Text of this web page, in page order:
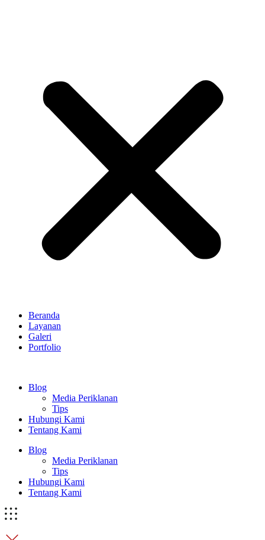
Beranda
Layanan
Galeri
Portfolio
Blog
Media Periklanan
Tips
Hubungi Kami
Tentang Kami
Blog
Media Periklanan
Tips
Hubungi Kami
Tentang Kami